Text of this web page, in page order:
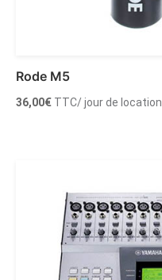
Rode M5
36,00€ TTC/ jour de location